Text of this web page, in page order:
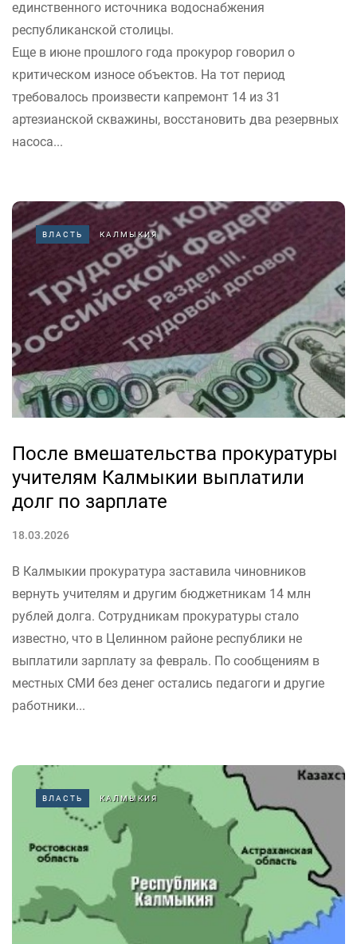
единственного источника водоснабжения
республиканской столицы.
Еще в июне прошлого года прокурор говорил о
критическом износе объектов. На тот период
требовалось произвести капремонт 14 из 31
артезианской скважины, восстановить два резервных
насоса...
ВЛАСТЬ КАЛМЫКИЯ
После вмешательства прокуратуры
учителям Калмыкии выплатили
долг по зарплате
18.03.2026
В Калмыкии прокуратура заставила чиновников
вернуть учителям и другим бюджетникам 14 млн
рублей долга. Сотрудникам прокуратуры стало
известно, что в Целинном районе республики не
выплатили зарплату за февраль. По сообщениям в
местных СМИ без денег остались педагоги и другие
работники...
ВЛАСТЬ КАЛМЫКИЯ